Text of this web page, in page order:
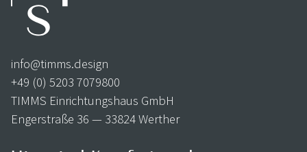
info@timms.design
+49 (0) 5203 7079800
TIMMS Einrichtungshaus GmbH
Engerstraße 36 — 33824 Werther